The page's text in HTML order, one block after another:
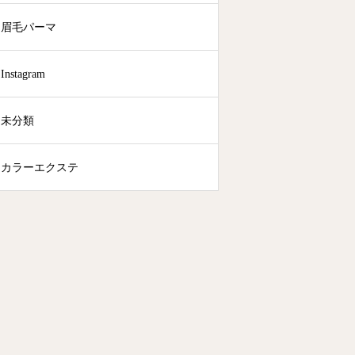
眉毛パーマ
Instagram
未分類
カラーエクステ